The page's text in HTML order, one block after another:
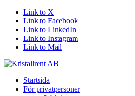
Link to X
Link to Facebook
Link to LinkedIn
Link to Instagram
Link to Mail
Startsida
För privatpersoner